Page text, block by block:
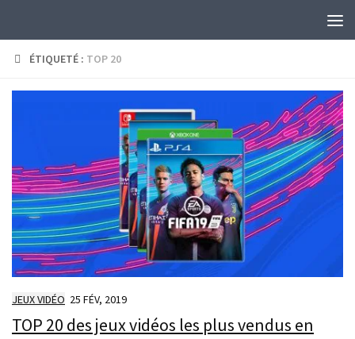
ÉTIQUETÉ : TOP 20
JEUX VIDÉO 25 FÉV, 2019
TOP 20 des jeux vidéos les plus vendus en